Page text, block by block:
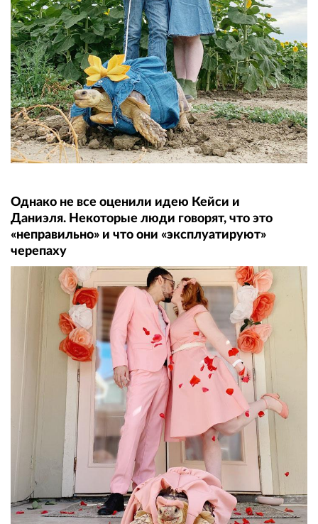
Однако не все оценили идею Кейси и
Даниэля. Некоторые люди говорят, что это
«неправильно» и что они «эксплуатируют»
черепаху